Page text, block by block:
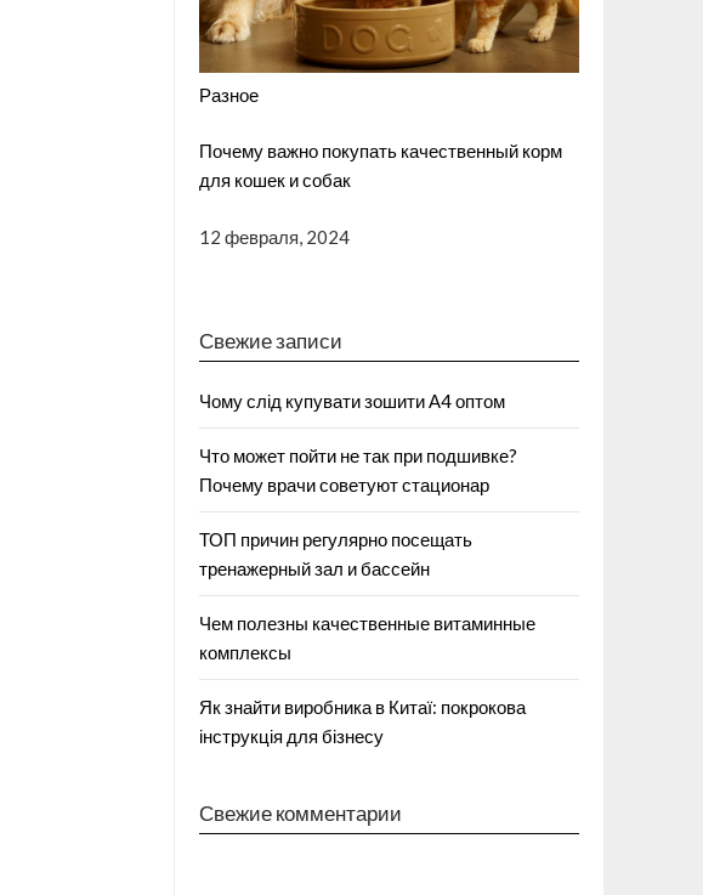
Разное
Почему важно покупать качественный корм
для кошек и собак
12 февраля, 2024
Свежие записи
Чому слід купувати зошити А4 оптом
Что может пойти не так при подшивке?
Почему врачи советуют стационар
ТОП причин регулярно посещать
тренажерный зал и бассейн
Чем полезны качественные витаминные
комплексы
Як знайти виробника в Китаї: покрокова
інструкція для бізнесу
Свежие комментарии